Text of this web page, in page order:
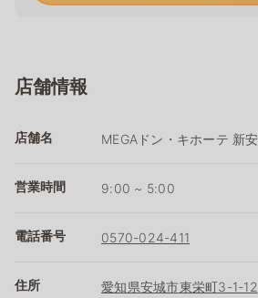
店舗情報
店舗名 MEGAドン・キホーテ 新
営業時間 9:00 ~ 5:00
電話番号 0570-024-411
住所 愛知県安城市東栄町3-1-12